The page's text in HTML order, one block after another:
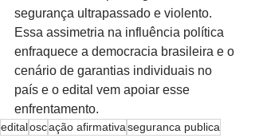
segurança ultrapassado e violento.
Essa assimetria na influência política
enfraquece a democracia brasileira e o
cenário de garantias individuais no
país e o edital vem apoiar esse
enfrentamento.
editaloscação afirmativaseguranca publica